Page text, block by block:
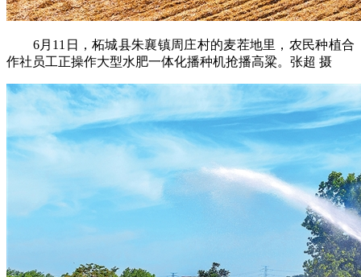
6月11日，柘城县朱襄镇周庄村的麦茬地里，农民种植合
作社员工正操作大型水肥一体化播种机抢播高粱。张超 摄